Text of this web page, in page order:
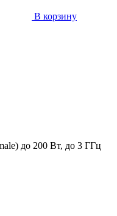
В корзину
до 200 Вт, до 3 ГГц